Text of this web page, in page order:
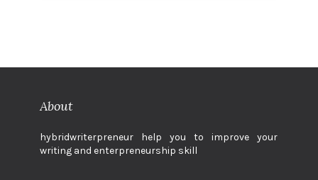
About
hybridwriterpreneur help you to improve your
writing and enterpreneurship skill